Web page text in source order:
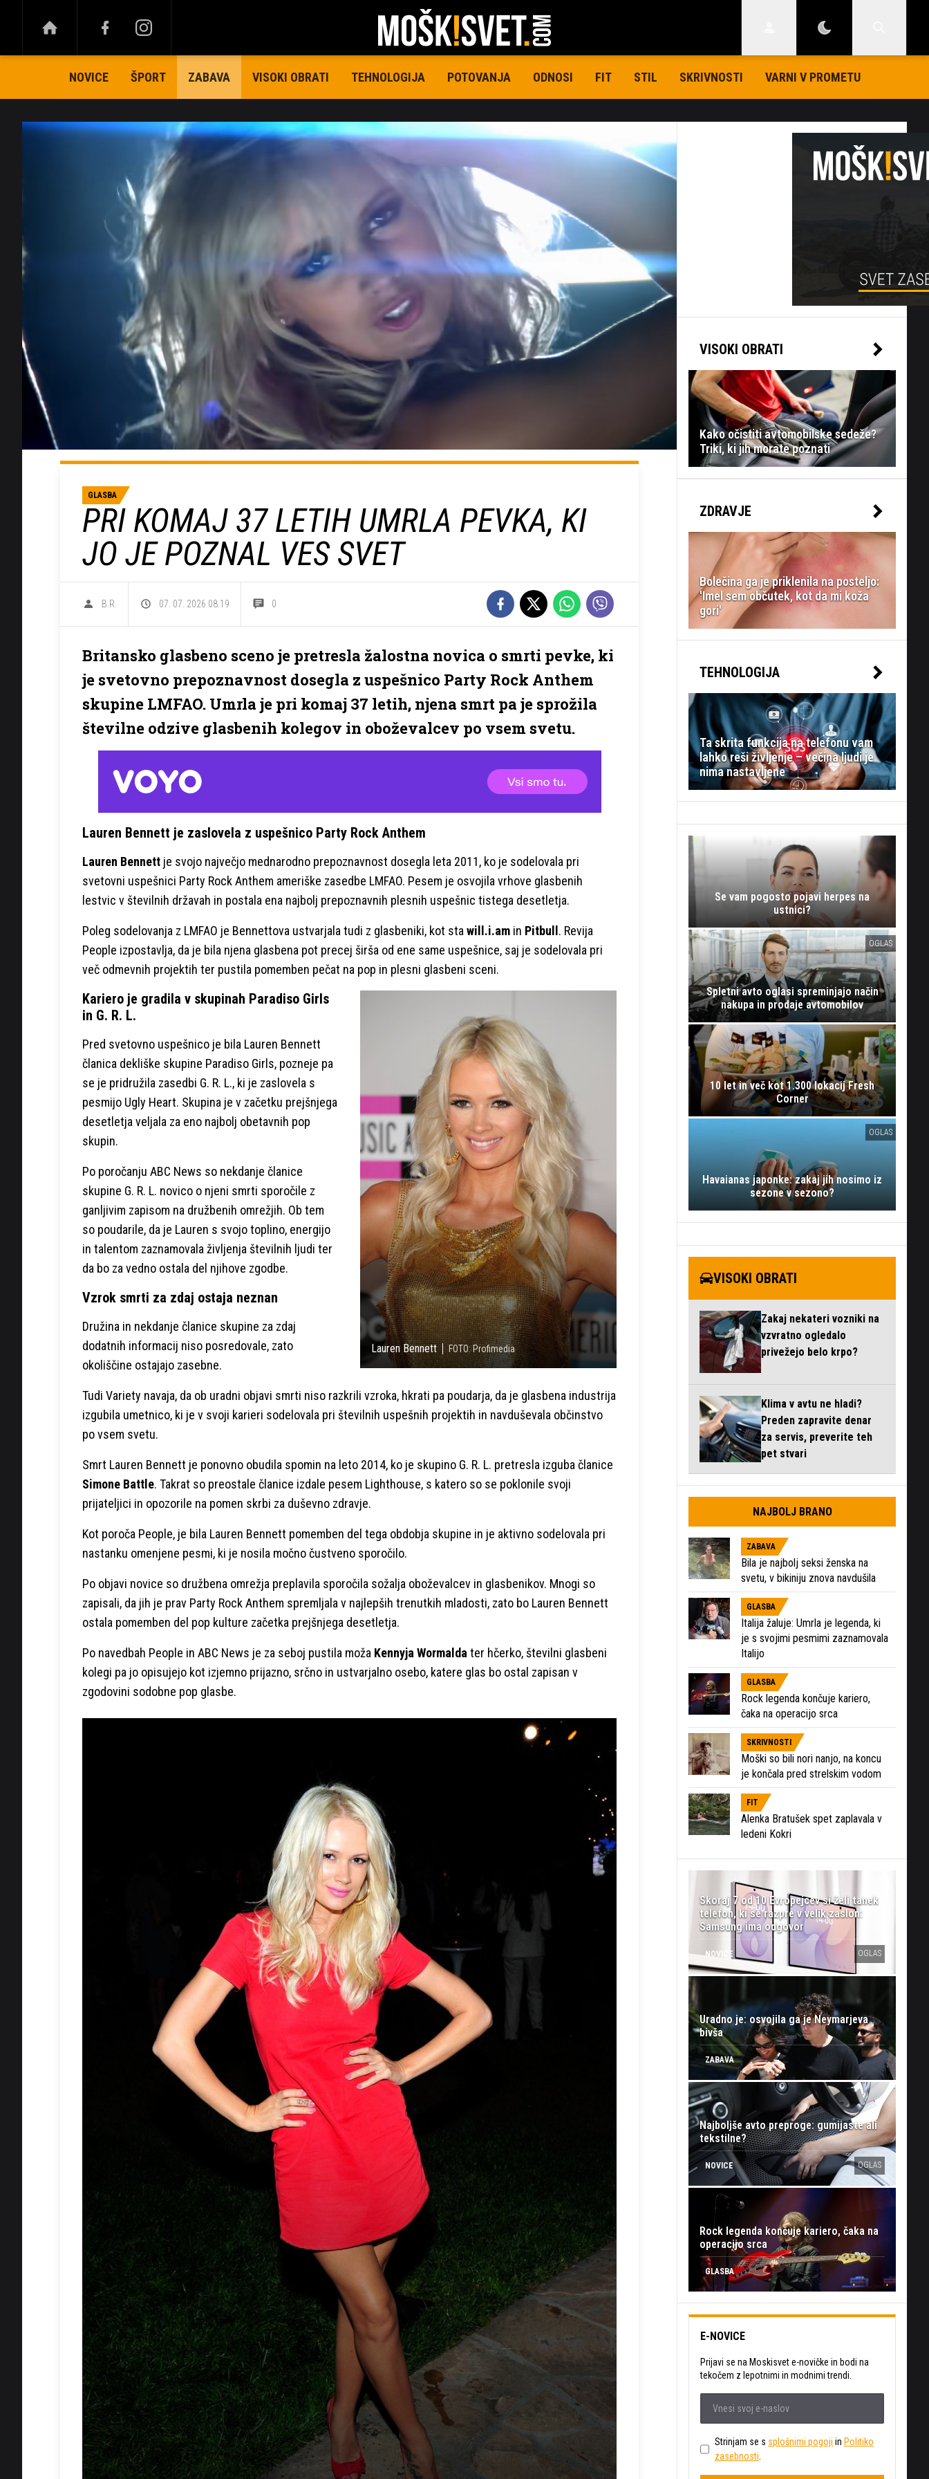
NOVICE ŠPORT ZABAVA VISOKI OBRATI TEHNOLOGIJA POTOVANJA ODNOSI FIT STIL SKRIVNOSTI VARNI V PROMETU
GLASBA
PRI KOMAJ 37 LETIH UMRLA PEVKA, KI
JO JE POZNAL VES SVET
B.R. 07. 07. 2026 08.19 0
Britansko glasbeno sceno je pretresla žalostna novica o smrti pevke, ki
je svetovno prepoznavnost dosegla z uspešnico Party Rock Anthem
skupine LMFAO. Umrla je pri komaj 37 letih, njena smrt pa je sprožila
številne odzive glasbenih kolegov in oboževalcev po vsem svetu.
Lauren Bennett je zaslovela z uspešnico Party Rock Anthem
Lauren Bennett je svojo največjo mednarodno prepoznavnost dosegla leta 2011, ko je sodelovala pri
svetovni uspešnici Party Rock Anthem ameriške zasedbe LMFAO. Pesem je osvojila vrhove glasbenih
lestvic v številnih državah in postala ena najbolj prepoznavnih plesnih uspešnic tistega desetletja.
Poleg sodelovanja z LMFAO je Bennettova ustvarjala tudi z glasbeniki, kot sta will.i.am in Pitbull. Revija
People izpostavlja, da je bila njena glasbena pot precej širša od ene same uspešnice, saj je sodelovala pri
več odmevnih projektih ter pustila pomemben pečat na pop in plesni glasbeni sceni.
Lauren Bennett FOTO: Profimedia
Kariero je gradila v skupinah Paradiso Girls
in G. R. L.
Pred svetovno uspešnico je bila Lauren Bennett
članica dekliške skupine Paradiso Girls, pozneje pa
se je pridružila zasedbi G. R. L., ki je zaslovela s
pesmijo Ugly Heart. Skupina je v začetku prejšnjega
desetletja veljala za eno najbolj obetavnih pop
skupin.
Po poročanju ABC News so nekdanje članice
skupine G. R. L. novico o njeni smrti sporočile z
ganljivim zapisom na družbenih omrežjih. Ob tem
so poudarile, da je Lauren s svojo toplino, energijo
in talentom zaznamovala življenja številnih ljudi ter
da bo za vedno ostala del njihove zgodbe.
Vzrok smrti za zdaj ostaja neznan
Družina in nekdanje članice skupine za zdaj
dodatnih informacij niso posredovale, zato
okoliščine ostajajo zasebne.
Tudi Variety navaja, da ob uradni objavi smrti niso razkrili vzroka, hkrati pa poudarja, da je glasbena industrija
izgubila umetnico, ki je v svoji karieri sodelovala pri številnih uspešnih projektih in navduševala občinstvo
po vsem svetu.
Smrt Lauren Bennett je ponovno obudila spomin na leto 2014, ko je skupino G. R. L. pretresla izguba članice
Simone Battle. Takrat so preostale članice izdale pesem Lighthouse, s katero so se poklonile svoji
prijateljici in opozorile na pomen skrbi za duševno zdravje.
Kot poroča People, je bila Lauren Bennett pomemben del tega obdobja skupine in je aktivno sodelovala pri
nastanku omenjene pesmi, ki je nosila močno čustveno sporočilo.
Po objavi novice so družbena omrežja preplavila sporočila sožalja oboževalcev in glasbenikov. Mnogi so
zapisali, da jih je prav Party Rock Anthem spremljala v najlepših trenutkih mladosti, zato bo Lauren Bennett
ostala pomemben del pop kulture začetka prejšnjega desetletja.
Po navedbah People in ABC News je za seboj pustila moža Kennyja Wormalda ter hčerko, številni glasbeni
kolegi pa jo opisujejo kot izjemno prijazno, srčno in ustvarjalno osebo, katere glas bo ostal zapisan v
zgodovini sodobne pop glasbe.
VISOKI OBRATI
Kako očistiti avtomobilske sedeže?
Triki, ki jih morate poznati
ZDRAVJE
Bolečina ga je priklenila na posteljo:
'Imel sem občutek, kot da mi koža
gori'
TEHNOLOGIJA
Ta skrita funkcija na telefonu vam
lahko reši življenje – večina ljudi je
nima nastavljene
Se vam pogosto pojavi herpes na
ustnici?
OGLAS
Spletni avto oglasi spreminjajo način
nakupa in prodaje avtomobilov
10 let in več kot 1.300 lokacij Fresh
Corner
OGLAS
Havaianas japonke: zakaj jih nosimo iz
sezone v sezono?
VISOKI OBRATI
Zakaj nekateri vozniki na
vzvratno ogledalo
privežejo belo krpo?
Klima v avtu ne hladi?
Preden zapravite denar
za servis, preverite teh
pet stvari
NAJBOLJ BRANO
ZABAVA
Bila je najbolj seksi ženska na
svetu, v bikiniju znova navdušila
GLASBA
Italija žaluje: Umrla je legenda, ki
je s svojimi pesmimi zaznamovala
Italijo
GLASBA
Rock legenda končuje kariero,
čaka na operacijo srca
SKRIVNOSTI
Moški so bili nori nanjo, na koncu
je končala pred strelskim vodom
FIT
Alenka Bratušek spet zaplavala v
ledeni Kokri
Skoraj 7 od 10 Evropejcev si želi tanek
telefon, ki se razpre v velik zaslon:
Samsung ima odgovor
NOVICE OGLAS
Uradno je: osvojila ga je Neymarjeva
bivša
ZABAVA
Najboljše avto preproge: gumijaste ali
tekstilne?
NOVICE OGLAS
Rock legenda končuje kariero, čaka na
operacijo srca
GLASBA
E-NOVICE
Prijavi se na Moskisvet e-novičke in bodi na
tekočem z lepotnimi in modnimi trendi.
Strinjam se s splošnimi pogoji in Politiko
zasebnosti